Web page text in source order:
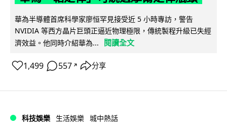
華為半導體首席科學家廖恒罕見接受近 5 小時專訪，警告
NVIDIA 等西方晶片巨頭正逼近物理極限，傳統製程升級已失經
濟效益。他同時介紹華為...
閱讀全文
1,499 557 ↗ 分享
科技娛樂 生活娛樂 城中熱話